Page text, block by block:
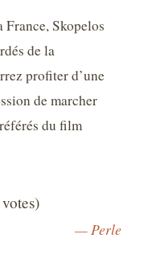
France, Skopelos
de la
profiter d’une
de marcher
du film
— Perle